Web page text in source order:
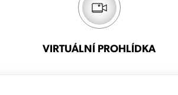
VIRTUÁLNÍ PROHLÍDKA